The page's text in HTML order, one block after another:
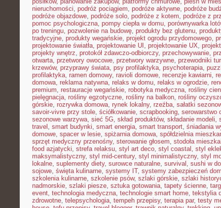
nieruchomości, podróż pociągiem, podróże aktywne, podróże
podróże objazdowe, podróże solo, podróże z kotem, podróże z
pomoc psychologiczna, pompy ciepła w domu, porównywarka
po treningu, pozwolenie na budowę, produkty bez glutenu,
tradycyjne, produkty wegańskie, projekt ogrodu przydomowego,
projektowanie światła, projektowanie UI , projektowanie UX,
projekty wnętrz, protokół zdawczo-odbiorczy, przechowywanie,
otwarta, przetwory owocowe, przetwory warzywne, przewodniki
krzewów, przyprawy świata, psy profilaktyka, psychoterapia,
profilaktyka, ramen domowy, ravioli domowe, recenzje kawiarni,
domowa, reklama natywna, relaks w domu, relaks w ogrodzie,
premium, restauracje wegańskie, robotyka medyczna, rośliny
pielęgnacja, rośliny egzotyczne, rośliny na balkon, rośliny
górskie, rozrywka domowa, rynek lokalny, rzeźba, sałatki
savoir-vivre przy stole, ściółkowanie, scrapbooking, serowarstwo
sezonowe warzywa, sieć 5G, skład produktów, składanie modeli,
travel , smart budynki, smart energia, smart transport, śniadania
domowe, spacer w lesie, spiżarnia domowa, spółdzielnia
sprzęt medyczny przenośny, sterowanie głosem, stodoła
food azjatycki, strefa relaksu, styl art deco, styl coastal , styl
maksymalistyczny, styl mid-century, styl minimalistyczny, styl
lokalne, suplementy diety, surowce naturalne, survival , sushi w
sojowe, święta kulinarne, systemy IT, systemy zabezpieczeń
szkolenia kulinarne, szkolenie psów, szlaki górskie, szlaki
nadmorskie, szlaki piesze, sztuka gotowania, tapety ścienne,
event, technologia medyczna, technologie smart home, tekstylia
zdrowotne, telepsychologia, tempeh przepisy, terapia par, testy